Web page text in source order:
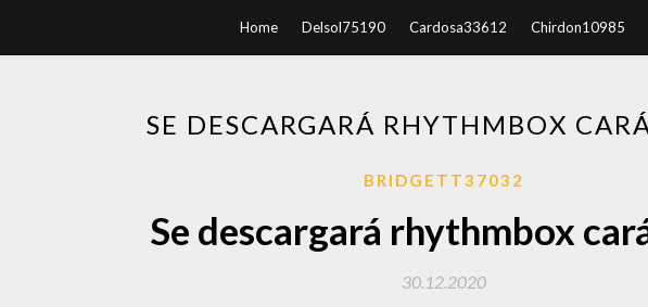
Home Delsol75190 Cardosa33612 Chirdon10985
SE DESCARGARÁ RHYTHMBOX
BRIDGETT37032
Se descargará rhythmbox
30.12.2020